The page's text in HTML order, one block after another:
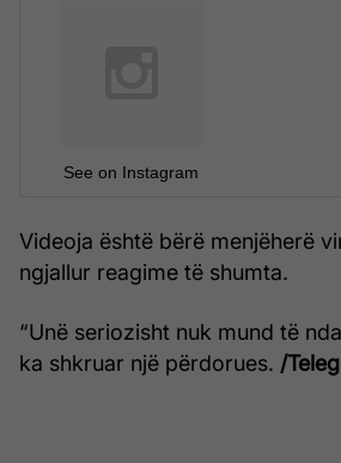
See on Instagram
Videoja është bërë menjëherë
ngjallur reagime të shumta.
“Unë seriozisht nuk mund të
ka shkruar një përdorues. /